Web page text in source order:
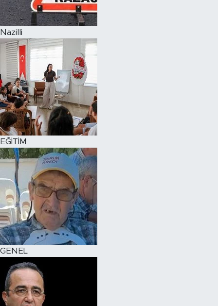
Nazilli
EĞİTİM
GENEL